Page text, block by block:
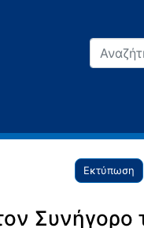
Εκτύπωση
Συνήγορο